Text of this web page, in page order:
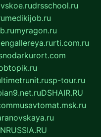
drsschool.ru
medikijob.ru
myragon.ru
rti.com.ru
sp-tour.ru
DSHAIR.RU
musavtomat.msk.ru